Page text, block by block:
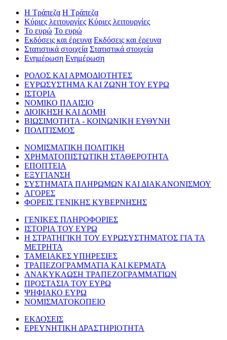
Η Τράπεζα Η Τράπεζα
Κύριες λειτουργίες Κύριες λειτουργίες
Το ευρώ Το ευρώ
Εκδόσεις και έρευνα Εκδόσεις και έρευνα
Στατιστικά στοιχεία Στατιστικά στοιχεία
Ενημέρωση Ενημέρωση
ΡΟΛΟΣ ΚΑΙ ΑΡΜΟΔΙΟΤΗΤΕΣ
ΕΥΡΩΣΥΣΤΗΜΑ ΚΑΙ ΖΩΝΗ ΤΟΥ ΕΥΡΩ
ΙΣΤΟΡΙΑ
ΝΟΜΙΚΟ ΠΛΑΙΣΙΟ
ΔΙΟΙΚΗΣΗ ΚΑΙ ΔΟΜΗ
ΒΙΩΣΙΜΟΤΗΤΑ - ΚΟΙΝΩΝΙΚΗ ΕΥΘΥΝΗ
ΠΟΛΙΤΙΣΜΟΣ
ΝΟΜΙΣΜΑΤΙΚΗ ΠΟΛΙΤΙΚΗ
ΧΡΗΜΑΤΟΠΙΣΤΩΤΙΚΗ ΣΤΑΘΕΡΟΤΗΤΑ
ΕΠΟΠΤΕΙΑ
ΕΞΥΓΙΑΝΣΗ
ΣΥΣΤΗΜΑΤΑ ΠΛΗΡΩΜΩΝ ΚΑΙ ΔΙΑΚΑΝΟΝΙΣΜΟΥ
ΑΓΟΡΕΣ
ΦΟΡΕΙΣ ΓΕΝΙΚΗΣ ΚΥΒΕΡΝΗΣΗΣ
ΓΕΝΙΚΕΣ ΠΛΗΡΟΦΟΡΙΕΣ
ΙΣΤΟΡΙΑ ΤΟΥ ΕΥΡΩ
Η ΣΤΡΑΤΗΓΙΚΗ ΤΟΥ ΕΥΡΩΣΥΣΤΗΜΑΤΟΣ ΓΙΑ ΤΑ
ΜΕΤΡΗΤΑ
ΤΑΜΕΙΑΚΕΣ ΥΠΗΡΕΣΙΕΣ
ΤΡΑΠΕΖΟΓΡΑΜΜΑΤΙΑ ΚΑΙ ΚΕΡΜΑΤΑ
ΑΝΑΚΥΚΛΩΣΗ ΤΡΑΠΕΖΟΓΡΑΜΜΑΤΙΩΝ
ΠΡΟΣΤΑΣΙΑ ΤΟΥ ΕΥΡΩ
ΨΗΦΙΑΚΟ ΕΥΡΩ
ΝΟΜΙΣΜΑΤΟΚΟΠΕΙΟ
ΕΚΔΟΣΕΙΣ
ΕΡΕΥΝΗΤΙΚΗ ΔΡΑΣΤΗΡΙΟΤΗΤΑ